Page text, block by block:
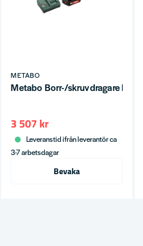
METABO
Metabo Borr-/skruvdragare BS
3 507 kr
Leveranstid ifrån leverantör ca
3-7 arbetsdagar
Bevaka